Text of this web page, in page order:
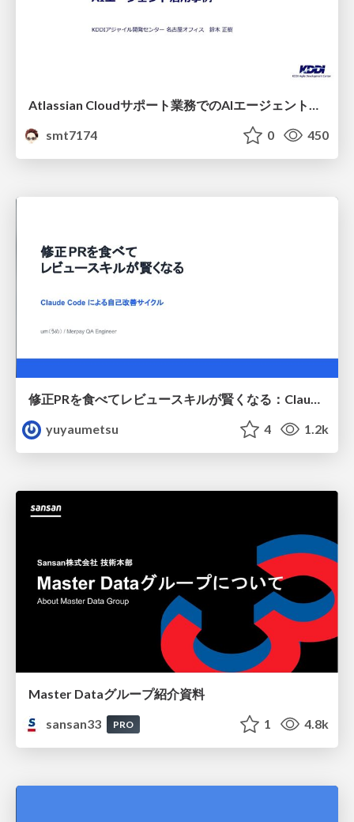
Atlassian Cloudサポート業務でのAIエージェント活用事例
smt7174
0 450
修正PRを食べてレビュースキルが賢くなる：Claude Codeによる自己改善サイクル
yuyaumetsu
4 1.2k
Master Dataグループ紹介資料
sansan33
PRO 1 4.8k